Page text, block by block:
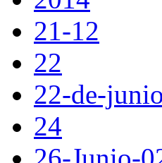
21-12
22
22-de-
24